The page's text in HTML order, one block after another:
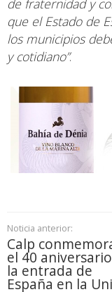
que el Estado de
los municipios
y cotidiano”.
Noticia anterior:
Calp
el 40
la entrada de
España en la